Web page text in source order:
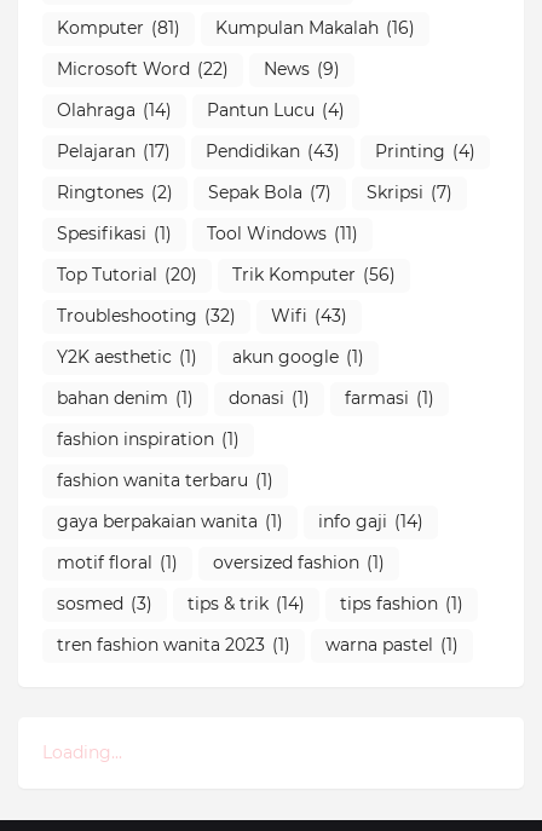
Komputer (81) Kumpulan Makalah (16)
Microsoft Word (22) News (9)
Olahraga (14) Pantun Lucu (4)
Pelajaran (17) Pendidikan (43) Printing (4)
Ringtones (2) Sepak Bola (7) Skripsi (7)
Spesifikasi (1) Tool Windows (11)
Top Tutorial
(20) Trik Komputer (56)
Troubleshooting (32) Wifi (43)
Y2K aesthetic (1) akun google (1)
bahan denim (1) donasi (1) farmasi (1)
fashion inspiration (1)
fashion wanita terbaru (1)
gaya berpakaian wanita (1) info gaji (14)
motif floral
(1) oversized fashion (1)
sosmed (3) tips & trik (14) tips fashion (1)
tren fashion wanita 2023 (1) warna pastel (1)
Loading...